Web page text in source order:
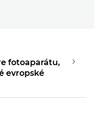
fotoaparátu,
evropské